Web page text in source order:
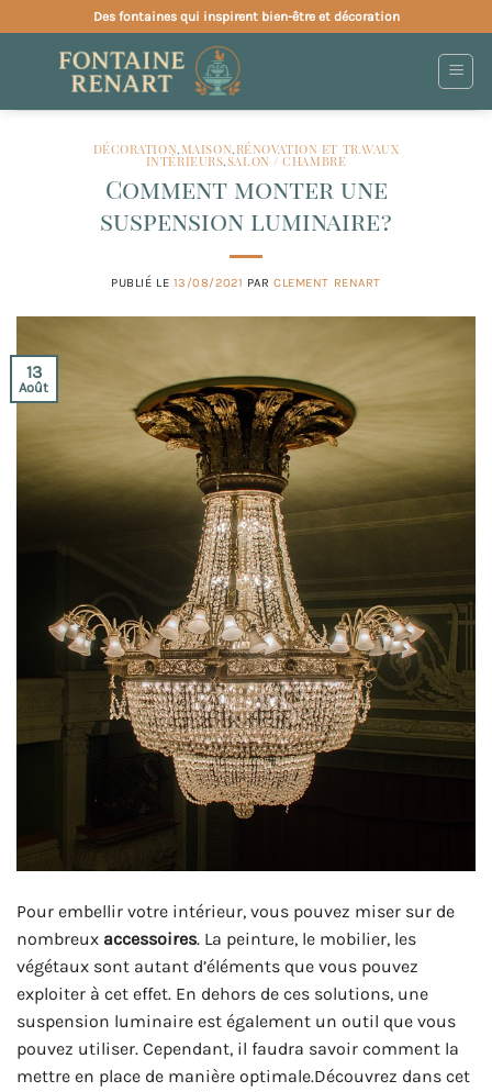
au
contenu
Des fontaines qui inspirent bien-être et décoration
DÉCORATION,MAISON,RÉNOVATION ET TRAVAUX
INTÉRIEURS,SALON / CHAMBRE
Comment monter une
suspension luminaire ?
PUBLIÉ LE 13/08/2021 PARCLEMENT RENART
13
Août
Pour embellir votre intérieur, vous pouvez miser sur de
nombreux accessoires. La peinture, le mobilier, les
végétaux sont autant d’éléments que vous pouvez
exploiter à cet effet. En dehors de ces solutions, une
suspension luminaire est également un outil que vous
pouvez utiliser. Cependant, il faudra savoir comment la
mettre en place de manière optimale.Découvrez dans cet